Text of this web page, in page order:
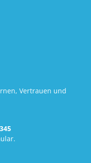
Vertrauen und